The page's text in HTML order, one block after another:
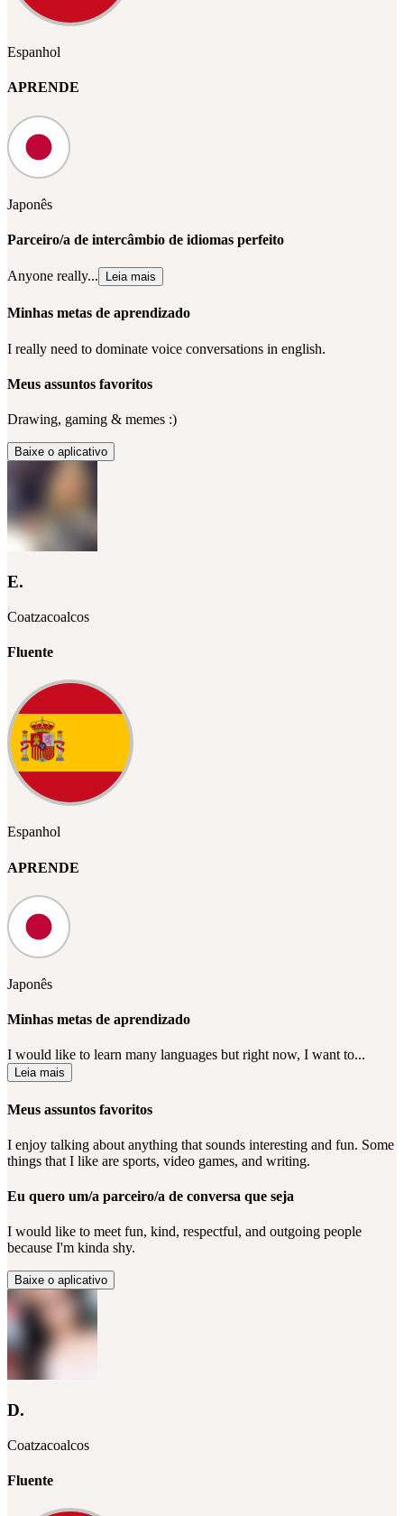
Espanhol
APRENDE
Japonês
Parceiro/a de intercâmbio de idiomas perfeito
Anyone really... Leia mais
Minhas metas de aprendizado
I really need to dominate voice conversations in english.
Meus assuntos favoritos
Drawing, gaming & memes :)
Baixe o aplicativo
E.
Coatzacoalcos
Fluente
Espanhol
APRENDE
Japonês
Minhas metas de aprendizado
I would like to learn many languages but right now, I want to...
Leia mais
Meus assuntos favoritos
I enjoy talking about anything that sounds interesting and fun. Some
things that I like are sports, video games, and writing.
Eu quero um/a parceiro/a de conversa que seja
I would like to meet fun, kind, respectful, and outgoing people
because I'm kinda shy.
Baixe o aplicativo
D.
Coatzacoalcos
Fluente